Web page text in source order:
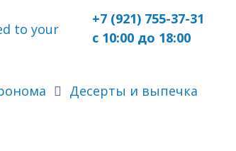
to your
+7 (921) 755-37-31
с 10:00 до 18:00
Десерты и выпечка